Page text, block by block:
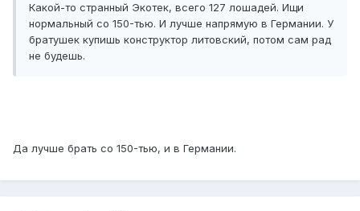
Какой-то странный Экотек, всего 127 лошадей. Ищи
нормальный со 150-тью. И лучше напрямую в Германии. У
братушек купишь конструктор литовский, потом сам рад
не будешь.
Да лучше брать со 150-тью, и в Германии.